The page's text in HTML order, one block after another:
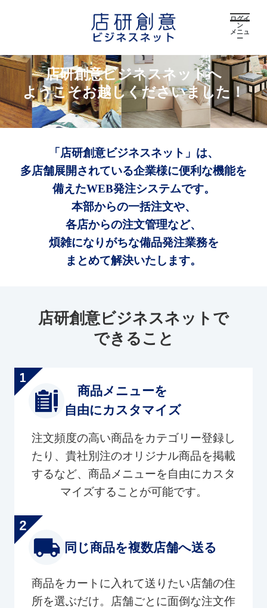
ログイ
ン
メニュ
ー
店研創意ビジネスネットへ
ようこそお越しくださいました！
「店研創意ビジネスネット」は、
多店舗展開されている企業様に便利な機能を
備えたWEB発注システムです。
本部からの一括注文や、
各店からの注文管理など、
煩雑になりがちな備品発注業務を
まとめて解決いたします。
店研創意ビジネスネットで
できること
商品メニューを
自由にカスタマイズ
注文頻度の高い商品をカテゴリー登録し
たり、貴社別注のオリジナル商品を掲載
するなど、商品メニューを自由にカスタ
マイズすることが可能です。
同じ商品を複数店舗へ送る
商品をカートに入れて送りたい店舗の住
所を選ぶだけ。店舗ごとに面倒な注文作